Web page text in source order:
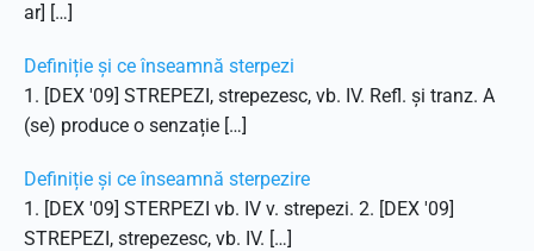
ar] […]
Definiție și ce înseamnă sterpezi
1. [DEX '09] STREPEZI, strepezesc, vb. IV. Refl. și tranz. A
(se) produce o senzație […]
Definiție și ce înseamnă sterpezire
1. [DEX '09] STERPEZI vb. IV v. strepezi. 2. [DEX '09]
STREPEZI, strepezesc, vb. IV. […]